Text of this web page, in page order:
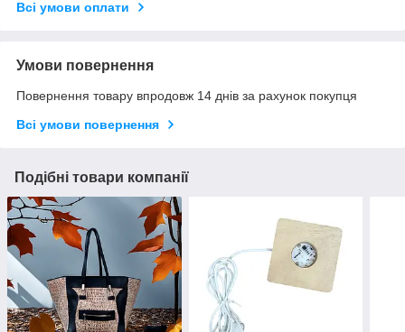
Всі умови оплати
Умови повернення
Повернення товару впродовж 14 днів за рахунок покупця
Всі умови повернення
Подібні товари компанії